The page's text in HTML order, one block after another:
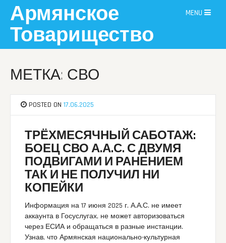
content
Армянское
Товарищество
MENU
МЕТКА: СВО
POSTED ON17.06.2025
ТРЁХМЕСЯЧНЫЙ САБОТАЖ:
БОЕЦ СВО А.А.С. С ДВУМЯ
ПОДВИГАМИ И РАНЕНИЕМ
ТАК И НЕ ПОЛУЧИЛ НИ
КОПЕЙКИ
Информация на 17 июня 2025 г. А.А.С. не имеет
аккаунта в Госуслугах, не может авторизоваться
через ЕСИА и обращаться в разные инстанции.
Узнав, что Армянская национально-культурная